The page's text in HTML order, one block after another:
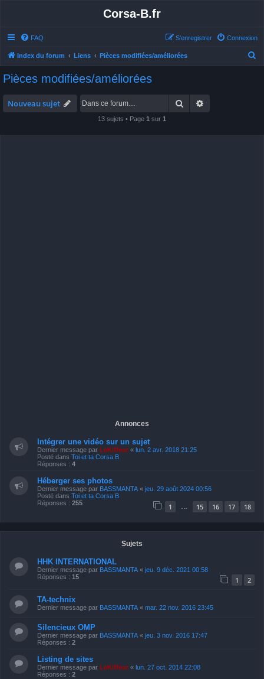
Corsa-B.fr
FAQ Connexion
S’enregistrer
Index du forum Liens Pièces modifiées/améliorées
Pièces modifiées/améliorées
Nouveau sujet Rechercher
13 sujets • Page 1 sur 1
Annonces
Intégrer une vidéo sur un sujet
Dernier message par LeKiffeur « lun. 2 avr. 2018 21:25
Posté dans Toi et ta Corsa B
Réponses : 4
Héberger ses photos
Dernier message par BASSMANTA « jeu. 29 août 2024 00:56
Posté dans Toi et ta Corsa B
Réponses : 255 1 15 16 17 18
Sujets
HHK INTERNATIONAL
Dernier message par BASSMANTA « jeu. 9 déc. 2021 00:58
Réponses : 15 1 2
TA-technix
Dernier message par BASSMANTA « mar. 22 nov. 2016 23:45
Silencieux OMP
Dernier message par BASSMANTA « jeu. 3 nov. 2016 17:47
Réponses : 2
Listing de sites
Dernier message par LeKiffeur « lun. 27 oct. 2014 22:08
Réponses : 2